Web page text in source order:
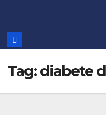
Tag:diabete